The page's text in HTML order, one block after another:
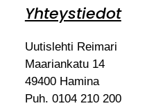
Yhteystiedot
Uutislehti Reimari
Maariankatu 14
49400 Hamina
Puh. 0104 210 200